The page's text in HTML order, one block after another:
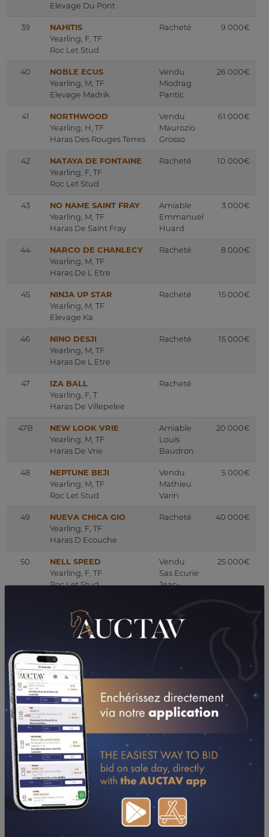
Elevage Du Pont
39
NAHITIS
Yearling, F, TF
Roc Let Stud
Racheté 9 000€
40
NOBLE ECUS
Yearling, M, TF
Elevage Madrik
Vendu
Miodrag
Pantic
26 000€
41
NORTHWOOD
Yearling, H, TF
Haras Des Rouges Terres
Vendu
Maurozio
Grosso
61 000€
42
NATAYA DE FONTAINE
Yearling, F, TF
Roc Let Stud
Racheté 10 000€
43
NO NAME SAINT FRAY
Yearling, M, TF
Haras De Saint Fray
Amiable
Emmanuel
Huard
3 000€
44
NARCO DE CHANLECY
Yearling, M, TF
Haras De L Etre
Racheté 8 000€
45
NINJA UP STAR
Yearling, M, TF
Elevage Ka
Racheté 15 000€
46
NINO DESJI
Yearling, M, TF
Haras De L Etre
Racheté 15 000€
47
IZA BALL
Yearling, F, T
Haras De Villepelee
Racheté
47B
NEW LOOK VRIE
Yearling, M, TF
Haras De Vrie
Amiable
Louis
Baudron
20 000€
48
NEPTUNE BEJI
Yearling, M, TF
Roc Let Stud
Vendu
Mathieu
Varin
5 000€
49
NUEVA CHICA GIO
Yearling, F, TF
Haras D Ecouche
Racheté 40 000€
50
NELL SPEED
Yearling, F, TF
Roc Let Stud
Vendu
Sas Ecurie
Jean-
25 000€
NAJA DU PONT
Yearling, M, TF
Elevage Du Pont
Vendu
Antoine
52
NAY MADRIK
Yearling, F, TF
Elevage Madrik
Racheté 20 000€
53
NOBLISSIME
Yearling, M, TF
Haras D Ep
53B
NENUPHAR VRIE
Yearling, M, TF
Haras De Vrie
Racheté
Vendu